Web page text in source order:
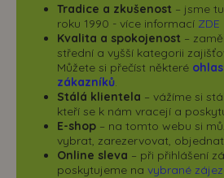
Tradice a zkušenost – jsme
roku 1990 - více informací ZDE
Kvalita a spokojenost –
střední a vyšší kategorii
Můžete si přečíst některé
zákazníků.
Stálá klientela – vážíme si
kteří se k nám vracejí a
E-shop – na tomto webu si
vybrat, zarezervovat,
Online sleva – při přihlášení
poskytujeme na vybrané